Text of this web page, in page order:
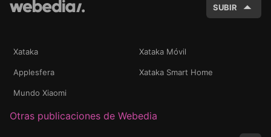
SUBIR
Xataka Xataka Móvil
Applesfera Xataka Smart Home
Mundo Xiaomi
Otras publicaciones de Webedia